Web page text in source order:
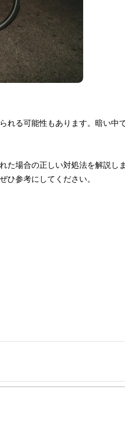
れる可能性もあります。暗い中
た場合の正しい対処法を解説しま
ひ参考にしてください。
いう視点で、お金の知識がない方でも理解